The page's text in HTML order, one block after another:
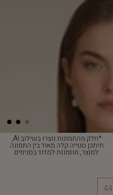
*חלק מהתמונות נוצרו בשילוב AI,
תיתכן סטייה קלה מאוד בין התמונה
למוצר, מוזמנות למדוד בסניפים
44